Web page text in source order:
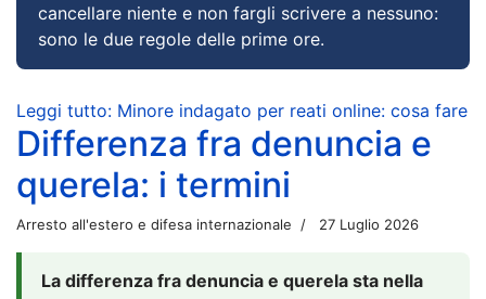
cancellare niente e non fargli scrivere a nessuno:
sono le due regole delle prime ore.
Leggi tutto: Minore indagato per reati online: cosa fare
Differenza fra denuncia e
querela: i termini
Arresto all'estero e difesa internazionale 27 Luglio 2026
La differenza fra denuncia e querela sta nella